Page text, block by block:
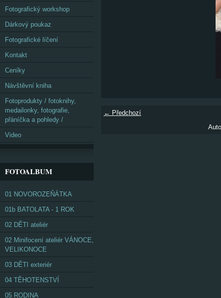
← Předchozí
Fotografický workshop
Dárkový poukaz
Fotografické líčení
Kontakt
Ceníky
Návštěvní kniha
Fotoprodukty / fotoknihy,
medailonky, fotografie,
přáníčka a pohledy /
Video
FOTOALBUM
01 NOVOROZEŇÁTKA
01b BATOLATA - 1 ROK
02 DĚTI ateliér
02 Minifocení ateliér VÁNOCE,
VELIKONOCE
03 DĚTI exteriér
04 TĚHOTENSTVÍ
05 RODINA